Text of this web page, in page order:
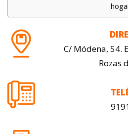
C/ Módena, 54.
Rozas